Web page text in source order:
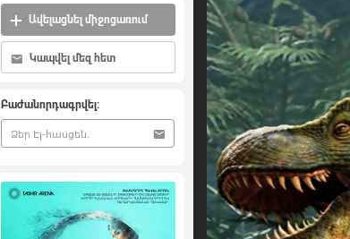
Ավելացնել միջոցառում
Կապվել մեզ հետ
Բաժանորդագրվել: